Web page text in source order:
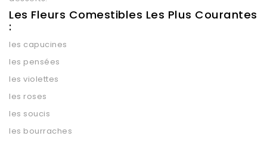
Les Fleurs Comestibles Les Plus Courantes
:
les capucines
les pensées
les violettes
les roses
les soucis
les bourraches